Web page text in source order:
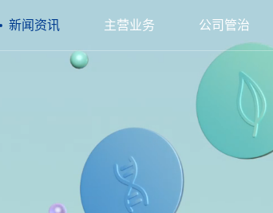
新闻资讯 主营业务 公司管治